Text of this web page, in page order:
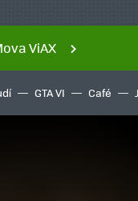
ViAX
GTA VI Café